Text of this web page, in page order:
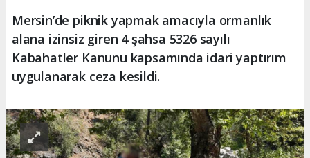
Mersin’de piknik yapmak amacıyla ormanlık
alana izinsiz giren 4 şahsa 5326 sayılı
Kabahatler Kanunu kapsamında idari yaptırım
uygulanarak ceza kesildi.